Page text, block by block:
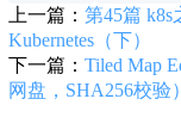
上一篇： 第45篇 k8s
Kubernetes（下）
下一篇： Tiled Map
网盘，SHA256校验）